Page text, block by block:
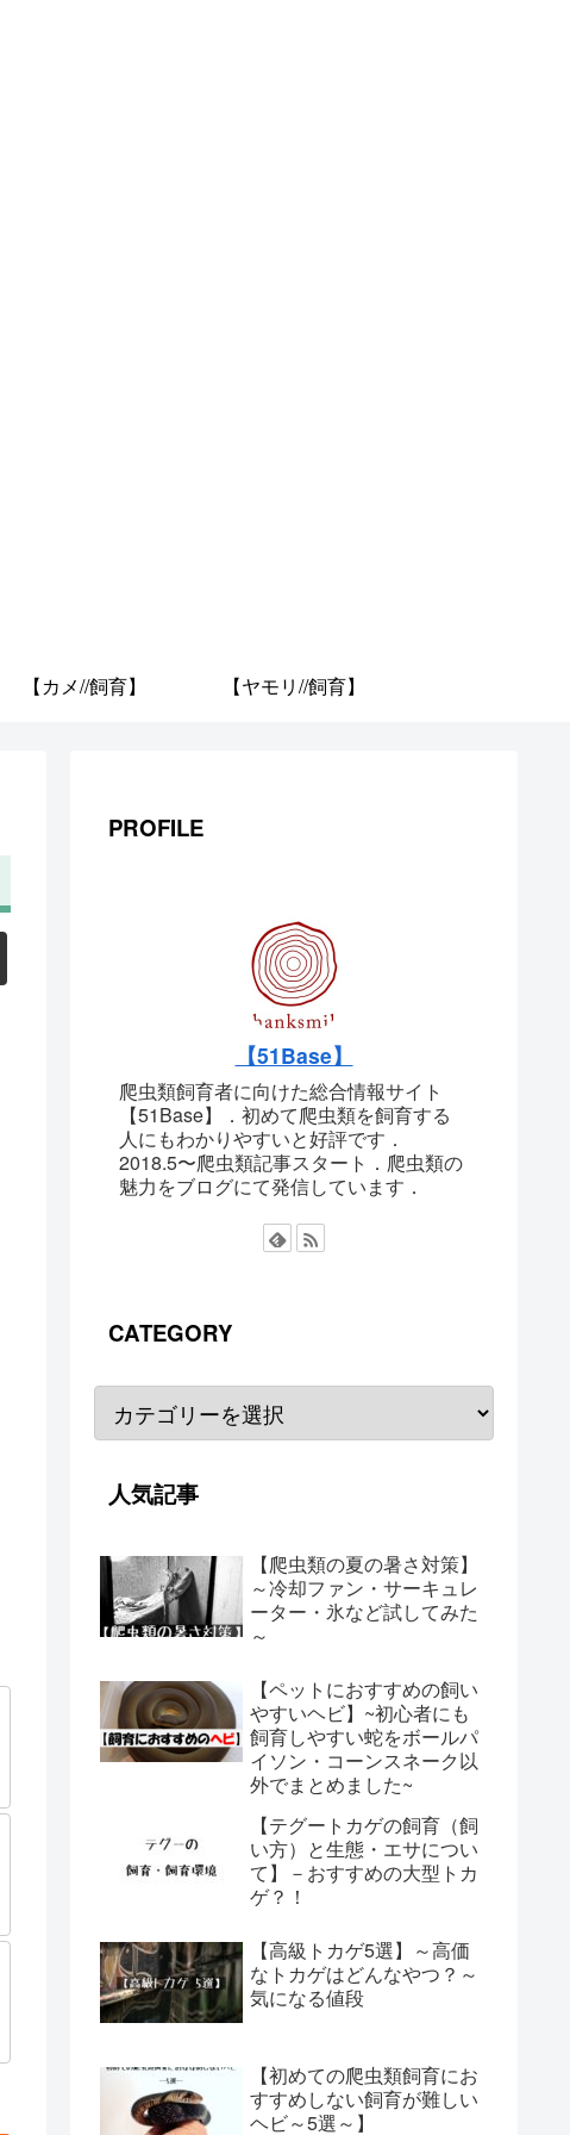
【カメ//飼育】 【ヤモリ//飼育】
PROFILE
【51Base】
爬虫類飼育者に向けた総合情報サイト
【51Base】．初めて爬虫類を飼育する
人にもわかりやすいと好評です．
2018.5〜爬虫類記事スタート．爬虫類の
魅力をブログにて発信しています．
CATEGORY
人気記事
【爬虫類の夏の暑さ対策】
～冷却ファン・サーキュレ
ーター・氷など試してみた
～
【ペットにおすすめの飼い
やすいヘビ】~初心者にも
飼育しやすい蛇をボールパ
イソン・コーンスネーク以
外でまとめました~
【テグートカゲの飼育（飼
い方）と生態・エサについ
て】－おすすめの大型トカ
ゲ？！
【高級トカゲ5選】～高価
なトカゲはどんなやつ？～
気になる値段
【初めての爬虫類飼育にお
すすめしない飼育が難しい
ヘビ～5選～】